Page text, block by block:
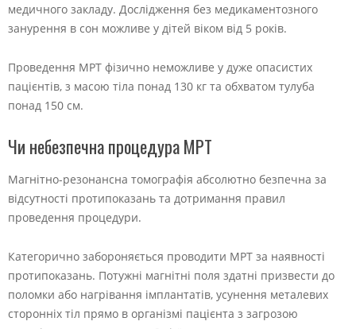
медичного закладу. Дослідження без медикаментозного
занурення в сон можливе у дітей віком від 5 років.
Проведення МРТ фізично неможливе у дуже опасистих
пацієнтів, з масою тіла понад 130 кг та обхватом тулуба
понад 150 см.
Чи небезпечна процедура МРТ
Магнітно-резонансна томографія абсолютно безпечна за
відсутності протипоказань та дотримання правил
проведення процедури.
Категорично забороняється проводити МРТ за наявності
протипоказань. Потужні магнітні поля здатні призвести до
поломки або нагрівання імплантатів, усунення металевих
сторонніх тіл прямо в організмі пацієнта з загрозою